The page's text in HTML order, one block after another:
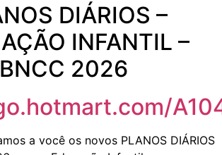
DIÁRIOS –
INFANTIL –
BNCC 2026
a você os novos PLANOS DIÁRIOS